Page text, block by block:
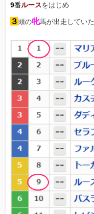
9番ルースをはじめ
３頭の牝馬が出走していた